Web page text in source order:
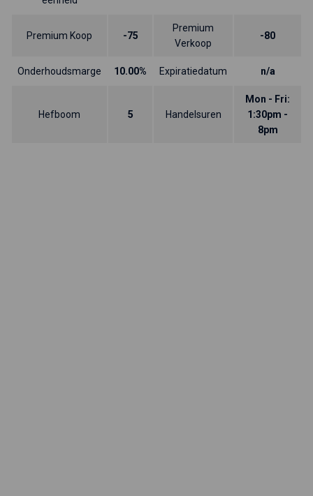
Premium Koop -75
Premium
Verkoop
-80
Onderhoudsmarge 10.00% Expiratiedatum n/a
Hefboom 5 Handelsuren
Mon - Fri:
1:30pm -
8pm